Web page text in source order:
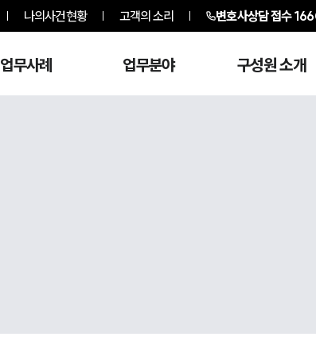
나의사건현황 고객의 소리 변호사상담 접수
업무사례 업무분야 구성원 소개